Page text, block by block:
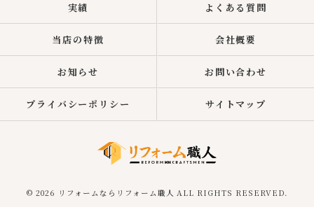
実績 よくある質問
当店の特徴 会社概要
お知らせ お問い合わせ
プライバシーポリシー サイトマップ
© 2026 リフォームならリフォーム職人 ALL RIGHTS RESERVED.